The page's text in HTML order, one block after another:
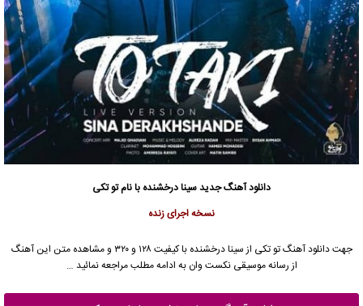
دانلود آهنگ جدیدسینا درخشنده با نام تو تکی
نسخه اجرای زنده
جهت دانلود آهنگ تو تکی از سینا درخشنده
با کیفیت ۱۲۸ و ۳۲۰ و مشاهده متن این آهنگ
از رسانه موسیقی نکست وان به ادامه مطلب مراجعه نمائید …